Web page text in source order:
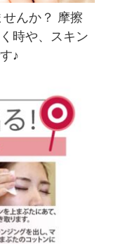
んか？ 摩擦
時や、スキン
♪